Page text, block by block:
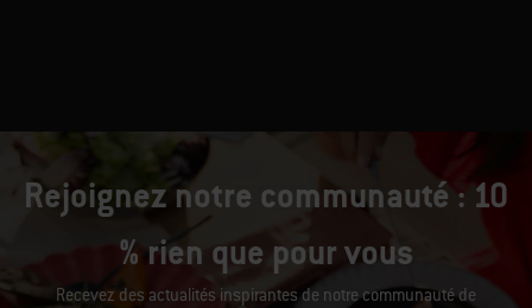
Rejoignez notre communauté : 10
% rien que pour vous
Recevez des actualités inspirantes de notre communauté de